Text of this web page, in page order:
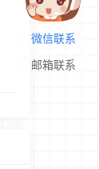
微信联系
邮箱联系